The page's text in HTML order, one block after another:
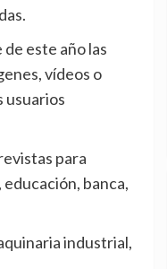
vídeos o
usuarios
banca,